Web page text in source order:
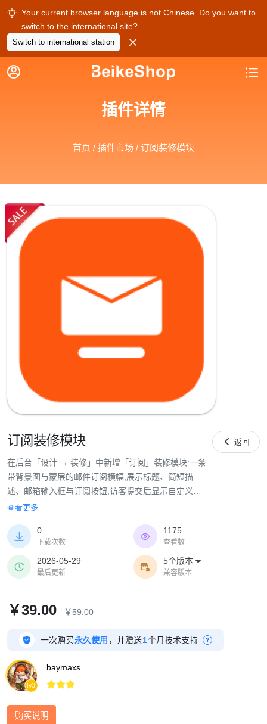
 Your current browser language is not Chinese. Do you want to
switch to the international site?
Switch to international station 
 
插件详情
首页 / 插件市场 / 订阅装修模块
订阅装修模块
在后台「设计 → 装修」中新增「订阅」装修模块:一条
带背景图与蒙层的邮件订阅横幅,展示标题、简短描
述、邮箱输入框与订阅按钮,访客提交后显示自定义订
阅成功文案。支持内容留白、模块宽度(窄屏/宽屏/全
系方式、背景图片、蒙层颜色与不透明度、按钮背景
颜色、图标/按钮文字颜色等配置。提交的邮箱按邮箱
去重存入数据表,可在后台「客户 → 邮件订阅」中查看
与导出。样式与色调贴合系统默认主题。
查看更多
 返回

0
下载次数

1175
查看数

2026-05-29
最后更新

5个版本 
兼容版本
￥39.00 ￥59.00
 一次购买永久使用 ，并赠送1个月技术支持 ?
lv3
baymaxs

购买说明